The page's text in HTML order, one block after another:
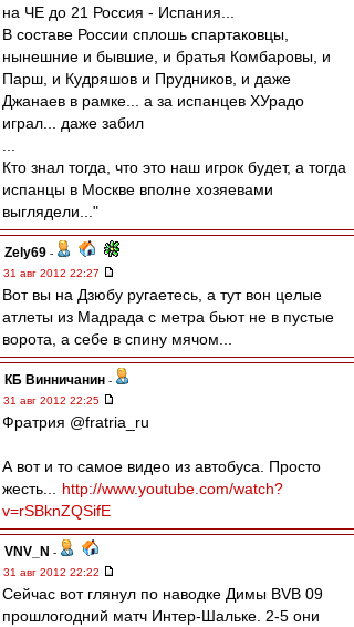
на ЧЕ до 21 Россия - Испания...
В составе России сплошь спартаковцы,
нынешние и бывшие, и братья Комбаровы, и
Парш, и Кудряшов и Прудников, и даже
Джанаев в рамке... а за испанцев ХУрадо
играл... даже забил
Кто знал тогда, что это наш игрок будет, а тогда
испанцы в Москве вполне хозяевами
выглядели..."
Zely69 -
31 авг 2012 22:27
Вот вы на Дзюбу ругаетесь, а тут вон целые
атлеты из Мадрада с метра бьют не в пустые
ворота, а себе в спину мячом...
КБ Винничанин -
31 авг 2012 22:25
Фратрия @fratria_ru
А вот и то самое видео из автобуса. Просто
жесть...
http://www.youtube.com/watch?
v=rSBknZQSifE
VNV_N -
31 авг 2012 22:22
Сейчас вот глянул по наводке Димы BVB 09
прошлогодний матч Интер-Шальке. 2-5 они